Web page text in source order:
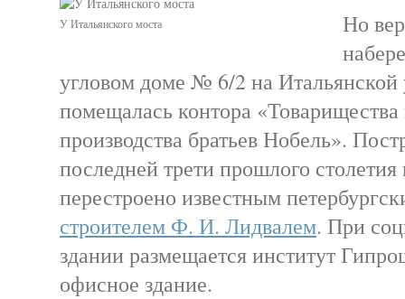
У Итальянского моста
Но
угловом доме № 6/2 на Итальянской
помещалась контора «Товарищества
производства братьев Нобель».
последней трети прошлого столетия
перестроено известным
строителем Ф. И. Лидвалем. При
здании размещается институт
офисное здание.